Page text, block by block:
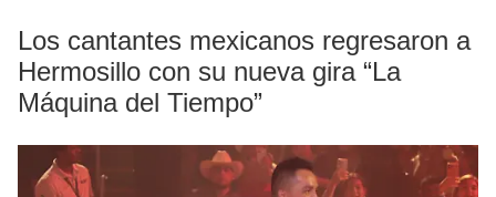
Los cantantes mexicanos regresaron a
Hermosillo con su nueva gira “La
Máquina del Tiempo”